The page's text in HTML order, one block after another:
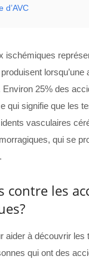
d’AVC
25% des
qui signifie que les
vasculaires
qui se
contre les
aider à découvrir
qui ont des